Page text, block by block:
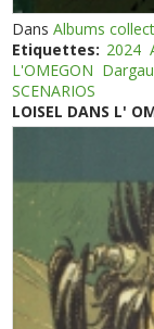
DansAlbums
Etiquettes: 2024
L'OMEGON
SCENARIOS
LOISEL DANS L'